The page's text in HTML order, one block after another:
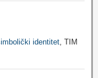
identitet , TIM